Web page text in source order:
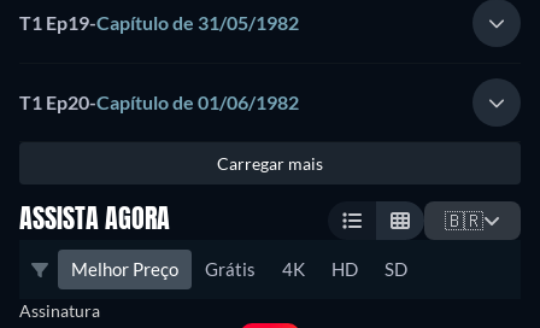
T1 Ep19-Capítulo de 31/05/1982
T1 Ep20-Capítulo de 01/06/1982
Carregar mais
ASSISTA AGORA 🇧🇷
Melhor Preço Grátis 4K HD SD
Assinatura